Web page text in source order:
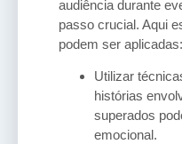
audiência durante
passo crucial. Aqui
podem ser aplicadas:
Utilizar
histórias
superados
emocional.